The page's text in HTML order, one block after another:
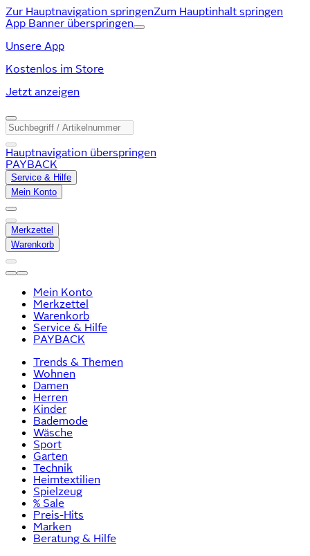
Zur Hauptnavigation springenZum Hauptinhalt springen
App Banner überspringen
Unsere App
Kostenlos im Store
Jetzt anzeigen
Hauptnavigation überspringen
PAYBACK
Service & Hilfe
Mein Konto
Merkzettel
Warenkorb
Mein Konto
Merkzettel
Warenkorb
Service & Hilfe
PAYBACK
Trends & Themen
Wohnen
Damen
Herren
Kinder
Bademode
Wäsche
Sport
Garten
Technik
Heimtextilien
Spielzeug
% Sale
Preis-Hits
Marken
Beratung & Hilfe